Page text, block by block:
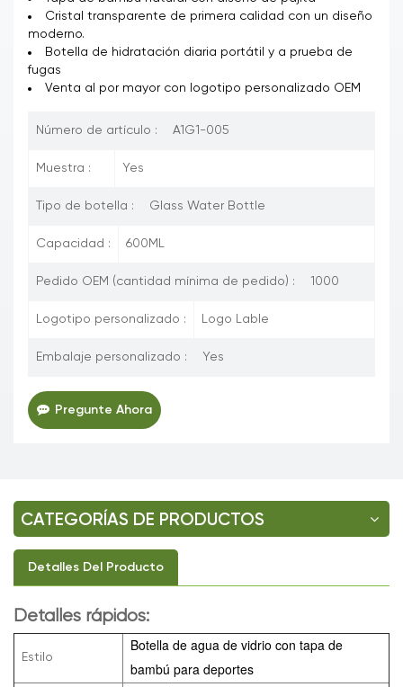
Cristal transparente de primera calidad con un diseño
moderno.
Botella de hidratación diaria portátil y a prueba de
fugas
Venta al por mayor con logotipo personalizado OEM
Número de artículo : A1G1-005
Muestra : Yes
Tipo de botella : Glass Water Bottle
Capacidad : 600ML
Pedido OEM (cantidad mínima de pedido) : 1000
Logotipo personalizado : Logo Lable
Embalaje personalizado : Yes
Pregunte Ahora
CATEGORÍAS DE PRODUCTOS
Detalles Del Producto
Detalles rápidos:
Estilo
Botella de agua de vidrio con tapa de
bambú para deportes